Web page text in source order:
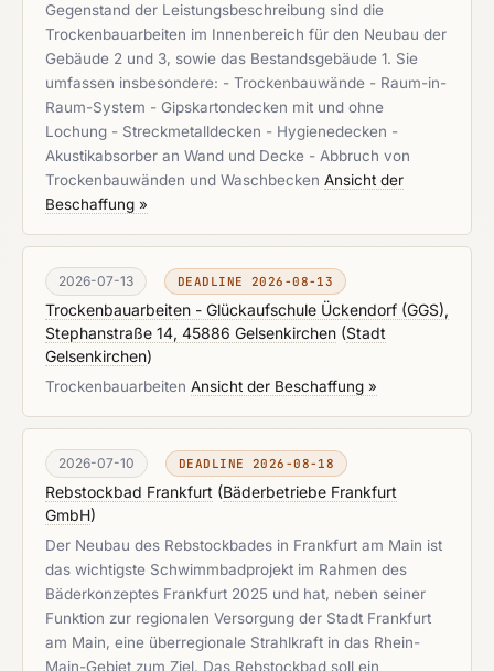
Gegenstand der Leistungsbeschreibung sind die
Trockenbauarbeiten im Innenbereich für den Neubau der
Gebäude 2 und 3, sowie das Bestandsgebäude 1. Sie
umfassen insbesondere: - Trockenbauwände - Raum-in-
Raum-System - Gipskartondecken mit und ohne
Lochung - Streckmetalldecken - Hygienedecken -
Akustikabsorber an Wand und Decke - Abbruch von
Trockenbauwänden und Waschbecken Ansicht der
Beschaffung »
2026-07-13 DEADLINE 2026-08-13
Trockenbauarbeiten - Glückaufschule Ückendorf (GGS),
Stephanstraße 14, 45886 Gelsenkirchen (Stadt
Gelsenkirchen)
Trockenbauarbeiten Ansicht der Beschaffung »
2026-07-10 DEADLINE 2026-08-18
Rebstockbad Frankfurt (Bäderbetriebe Frankfurt
GmbH)
Der Neubau des Rebstockbades in Frankfurt am Main ist
das wichtigste Schwimmbadprojekt im Rahmen des
Bäderkonzeptes Frankfurt 2025 und hat, neben seiner
Funktion zur regionalen Versorgung der Stadt Frankfurt
am Main, eine überregionale Strahlkraft in das Rhein-
Main-Gebiet zum Ziel. Das Rebstockbad soll ein